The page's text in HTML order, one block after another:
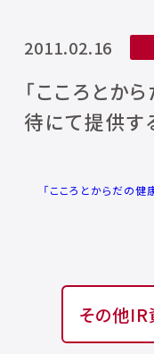
2011.02.16
「こころとか
待にて提供す
「こころとからだの
その他